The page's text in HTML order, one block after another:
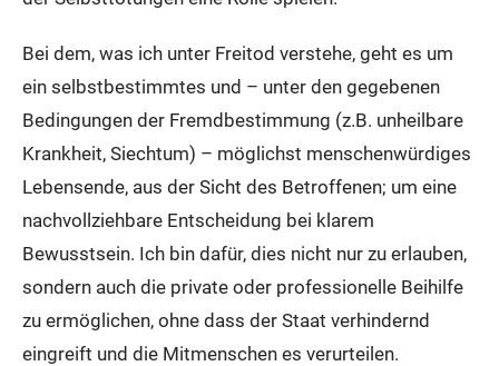
Bei dem, was ich unter Freitod verstehe, geht es um
ein selbstbestimmtes und – unter den gegebenen
Bedingungen der Fremdbestimmung (z.B. unheilbare
Krankheit, Siechtum) – möglichst menschenwürdiges
Lebensende, aus der Sicht des Betroffenen; um eine
nachvollziehbare Entscheidung bei klarem
Bewusstsein. Ich bin dafür, dies nicht nur zu erlauben,
sondern auch die private oder professionelle Beihilfe
zu ermöglichen, ohne dass der Staat verhindernd
eingreift und die Mitmenschen es verurteilen.